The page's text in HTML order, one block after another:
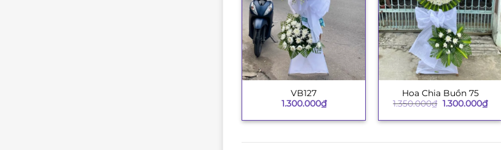
VB127
1.300.000₫
Hoa Chia Buồn 75
1.350.000₫ Giá
là:
1.300.000₫Giá
hiện
tại